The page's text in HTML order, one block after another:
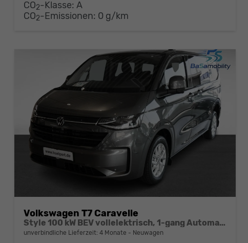
CO2-Klasse: A
CO2-Emissionen: 0 g/km
Volkswagen T7 Caravelle
Style 100 kW BEV vollelektrisch, 1-gang Automatik, 4 Motion, 8 Sitze, Klimaautomatik 3 Zonen, Navigationssystem, Rückkamera, Fahrerassistenzpaket Plus, Langer Radstand
unverbindliche Lieferzeit: 4 Monate Neuwagen